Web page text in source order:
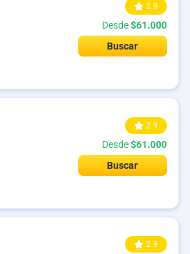
2.9
Desde$61.000
Buscar
2.9
Desde$61.000
Buscar
2.9